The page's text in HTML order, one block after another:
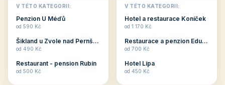
objekty, které nabízí
ubytování skupin v
penzionech, hotelích a
Budete překva...
V TÉTO KATEGORII:
Penzion U Méďů
od 590 Kč
Šikland u Zvole nad Pernštejnem
od 490 Kč
Restaurant - pension Rubín
od 500 Kč
objekty, které mají
zkušenosti pořádat i
menší firemní akce a
ob...
V TÉTO KATEGORII:
Hotel a restaurace Koníček
od 1 170 Kč
Restaurace a penzion Eduard
od 700 Kč
Hotel Lípa
od 450 Kč